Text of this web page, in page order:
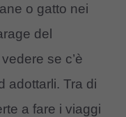
o gatto nei
del
se c’è
adottarli. Tra di
a fare i viaggi